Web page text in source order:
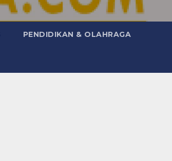
PENDIDIKAN & OLAHRAGA